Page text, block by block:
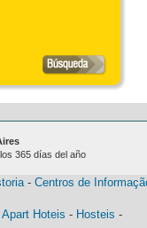
365 días del año
- Centros de
Apart Hoteis - Hosteis -